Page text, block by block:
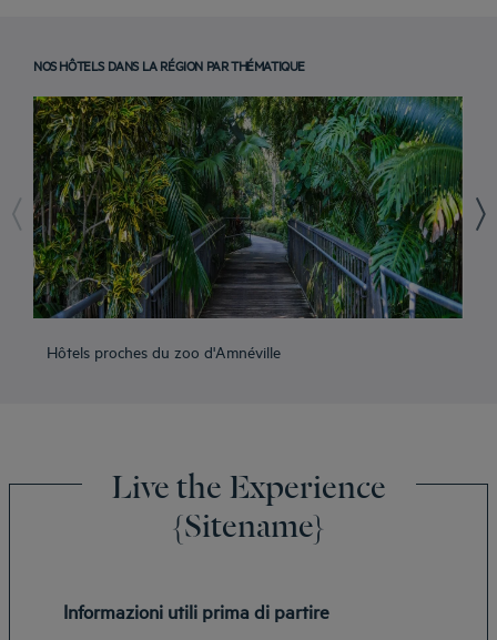
NOS HÔTELS DANS LA RÉGION PAR THÉMATIQUE
Hôtels proches du zoo d'Amnéville
Live the Experience
{Sitename}
Informazioni utili prima di partire